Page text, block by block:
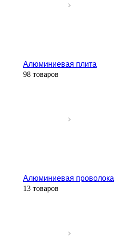
Алюминиевая плита
98 товаров
Алюминиевая проволока
13 товаров